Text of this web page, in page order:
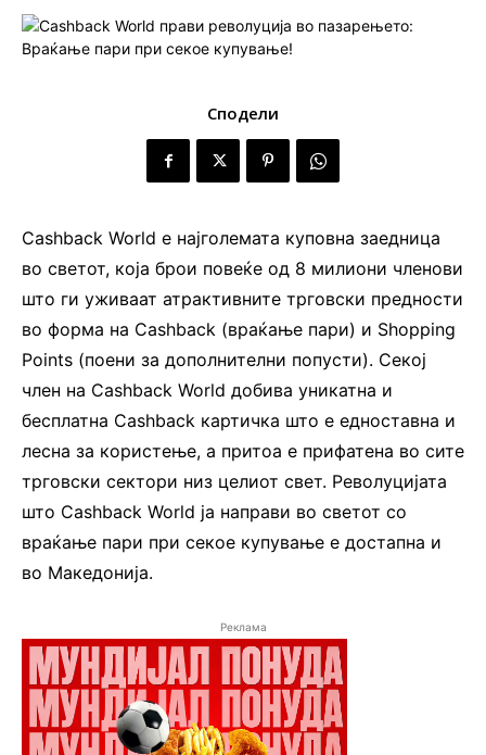
Сподели
Cashback World е најголемата куповна заедница
во светот, која брои повеќе од 8 милиони членови
што ги уживаат атрактивните трговски предности
во форма на Cashback (враќање пари) и Shopping
Points (поени за дополнителни попусти). Секој
член на Cashback World добива уникатна и
бесплатна Cashback картичка што е едноставна и
лесна за користење, а притоа е прифатена во сите
трговски сектори низ целиот свет. Револуцијата
што Cashback World ја направи во светот со
враќање пари при секое купување е достапна и
во Македонија.
Реклама